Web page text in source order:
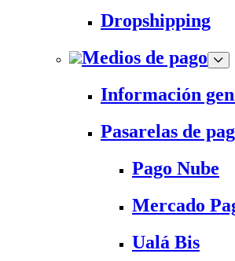
Dropshipping
Medios de pago
Información
Pasarelas de
Pago Nube
Mercado
Ualá Bis